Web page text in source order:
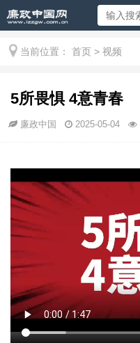
当前位置： 首页 > 视频
5所畏惧 4意青春
廉政中国 2025-05-04